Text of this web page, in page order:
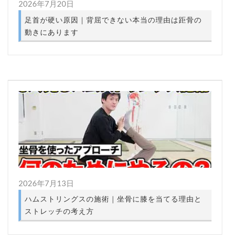
2026年7月20日
足首が硬い原因｜背屈できない本当の理由は距骨の
動きにあります
2026年7月13日
ハムストリングスの施術｜坐骨に膝を当てる理由と
ストレッチの考え方